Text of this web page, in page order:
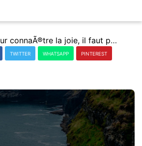
Pour connaÃ®tre la joie, il faut partager. Le bonheur est nÃ© jumeau.
TWITTER WHATSAPP PINTEREST